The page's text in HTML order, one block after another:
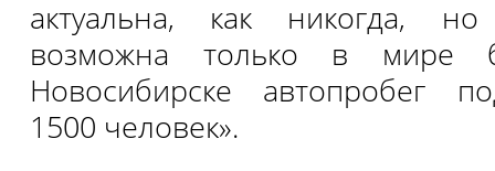
актуальна, как никогда,
возможна только в мире
Новосибирске автопробег
1500 человек».